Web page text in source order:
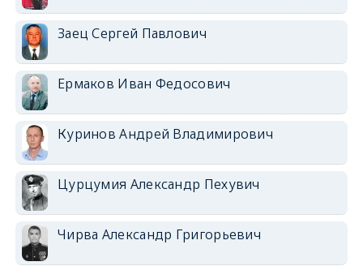
Заец Сергей Павлович
Ермаков Иван Федосович
Куринов Андрей Владимирович
Цурцумия Александр Пехувич
Чирва Александр Григорьевич